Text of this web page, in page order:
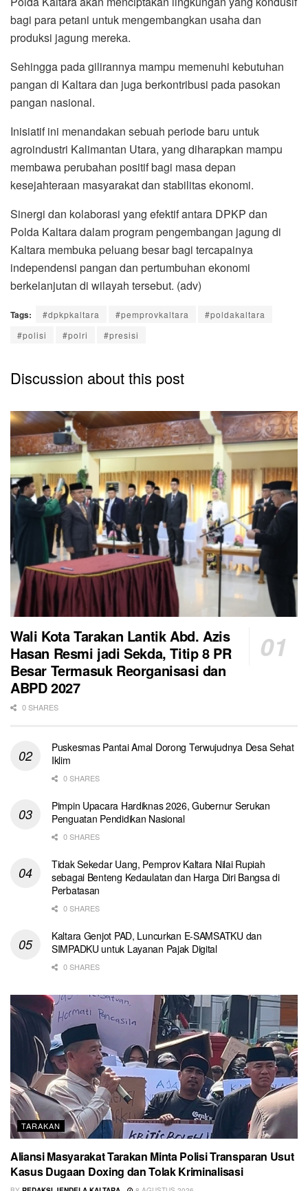
bagi para petani untuk mengembangkan usaha dan
produksi jagung mereka.
Sehingga pada gilirannya mampu memenuhi kebutuhan
pangan di Kaltara dan juga berkontribusi pada pasokan
pangan nasional.
Inisiatif ini menandakan sebuah periode baru untuk
agroindustri Kalimantan Utara, yang diharapkan mampu
membawa perubahan positif bagi masa depan
kesejahteraan masyarakat dan stabilitas ekonomi.
Sinergi dan kolaborasi yang efektif antara DPKP dan
Polda Kaltara dalam program pengembangan jagung di
Kaltara membuka peluang besar bagi tercapainya
independensi pangan dan pertumbuhan ekonomi
berkelanjutan di wilayah tersebut. (adv)
Tags: #dpkpkaltara #pemprovkaltara
#poldakaltara
#polisi
#polri #presisi
Discussion about this post
Wali Kota Tarakan Lantik Abd. Azis
Hasan Resmi jadi Sekda, Titip 8 PR
Besar Termasuk Reorganisasi dan
ABPD 2027
0 SHARES
Puskesmas Pantai Amal Dorong Terwujudnya Desa Sehat
Iklim
0 SHARES
Pimpin Upacara Hardiknas 2026, Gubernur Serukan
Penguatan Pendidikan Nasional
0 SHARES
Tidak Sekedar Uang, Pemprov Kaltara Nilai Rupiah
sebagai Benteng Kedaulatan dan Harga Diri Bangsa di
Perbatasan
0 SHARES
Kaltara Genjot PAD, Luncurkan E-SAMSATKU dan
SIMPADKU untuk Layanan Pajak Digital
0 SHARES
TARAKAN
Aliansi Masyarakat Tarakan Minta Polisi Transparan Usut
Kasus Dugaan Doxing dan Tolak Kriminalisasi